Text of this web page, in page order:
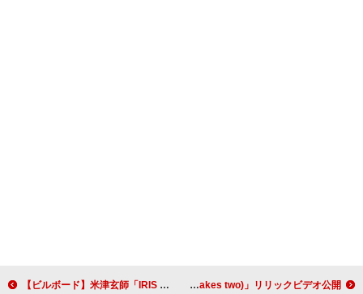
【ビルボード】米津玄師「IRIS OUT」グローバル・ジャパン・ソングス10連覇 優里／ヨルシカなど話題の新曲が初登場 平井 大、心あたたまるウィンターソング「LALALA (Baby it takes two)」リリックビデオ公開